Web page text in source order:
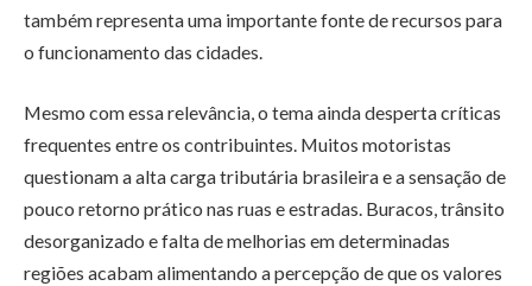
também representa uma importante fonte de recursos para
o funcionamento das cidades.
Mesmo com essa relevância, o tema ainda desperta críticas
frequentes entre os contribuintes. Muitos motoristas
questionam a alta carga tributária brasileira e a sensação de
pouco retorno prático nas ruas e estradas. Buracos, trânsito
desorganizado e falta de melhorias em determinadas
regiões acabam alimentando a percepção de que os valores